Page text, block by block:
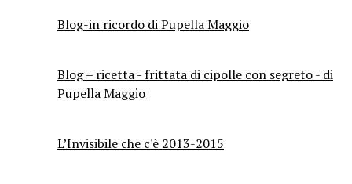
Blog-in ricordo di Pupella Maggio
Blog – ricetta - frittata di cipolle con segreto - di
Pupella Maggio
L’Invisibile che c'è 2013-2015